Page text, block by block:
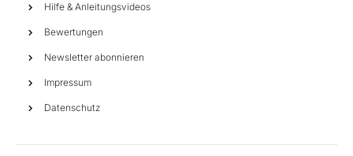
Hilfe & Anleitungsvideos
Bewertungen
Newsletter abonnieren
Impressum
Datenschutz